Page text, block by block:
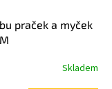
praček a myček
Skladem